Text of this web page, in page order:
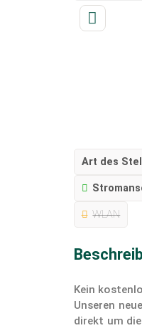
Art des
WLAN
Kein
Unseren
direkt um die